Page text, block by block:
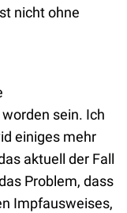
nicht ohne
sein. Ich
einiges mehr
aktuell der Fall
Problem, dass
Impfausweises,